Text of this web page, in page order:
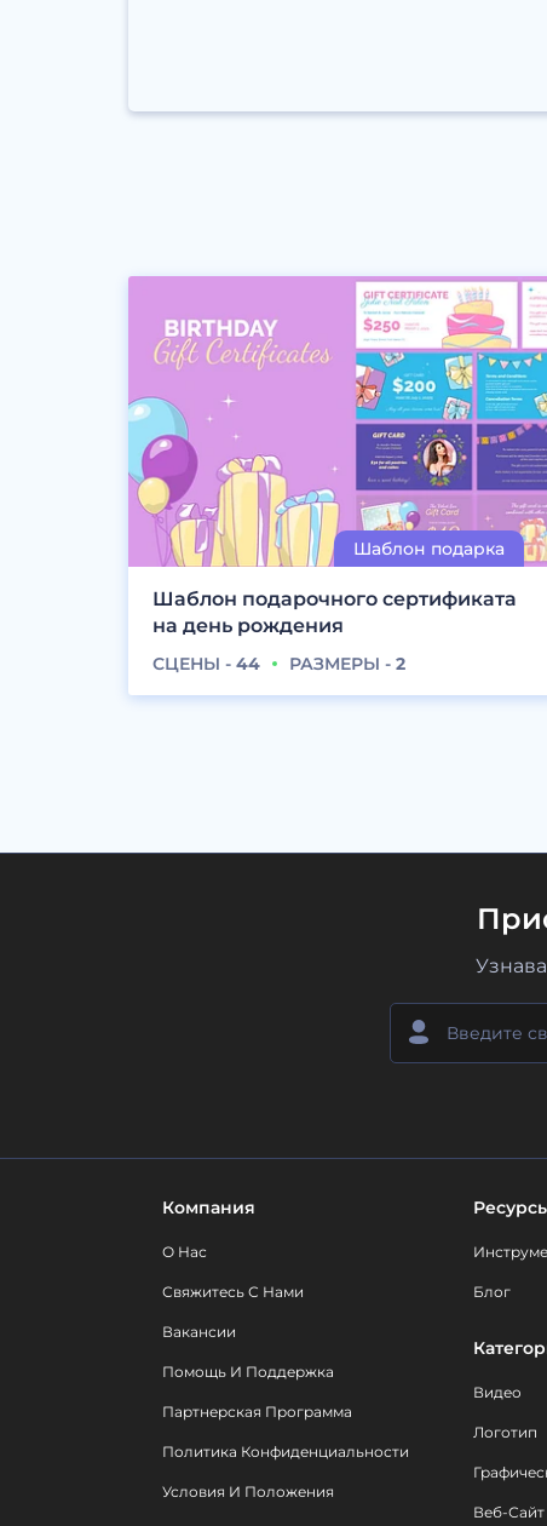
Шаблон подарочного сертификата
на день рождения
СЦЕНЫ -44 РАЗМЕРЫ -2
Компания
О Нас
Свяжитесь С Нами
Вакансии
Помощь И Поддержка
Партнерская Программа
Политика Конфиденциальности
Условия И Положения
Блог
Видео
Логотип
Веб-Сайт